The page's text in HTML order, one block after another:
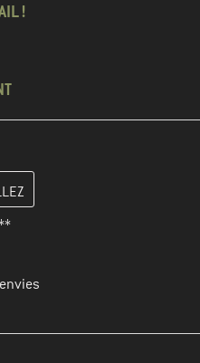
!
créez votre compte client à la